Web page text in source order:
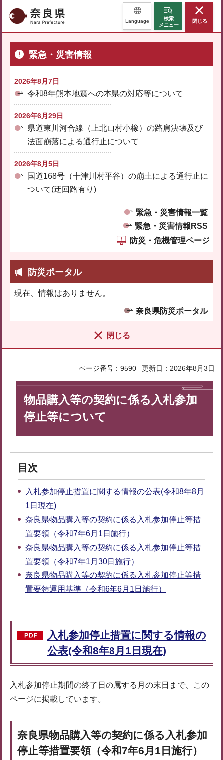
奈良県 Language
検索
メニュー
閉じる
緊急・災害情報
2026年8月7日
令和8年熊本地震への本県の対応等について
2026年6月29日
県道東川河合線（上北山村小橡）の路肩決壊及び
法面崩落による通行止について
2026年8月5日
国道168号（十津川村平谷）の崩土による通行止に
ついて(迂回路有り)
緊急・災害情報一覧
緊急・災害情報RSS
防災・危機管理ページ
防災ポータル
現在、情報はありません。
奈良県防災ポータル
閉じる
ページ番号：9590 更新日：2026年8月3日
物品購入等の契約に係る入札参加
停止等について
目次
入札参加停止措置に関する情報の公表(令和8年8月
1日現在)
奈良県物品購入等の契約に係る入札参加停止等措
置要領（令和7年6月1日施行）
奈良県物品購入等の契約に係る入札参加停止等措
置要領（令和7年1月30日施行）
奈良県物品購入等の契約に係る入札参加停止等措
置要領運用基準（令和6年6月1日施行）
入札参加停止措置に関する情報の
公表(令和8年8月1日現在)
入札参加停止期間の終了日の属する月の末日まで、この
ページに掲載しています。
奈良県物品購入等の契約に係る入札参加
停止等措置要領（令和7年6月1日施行）